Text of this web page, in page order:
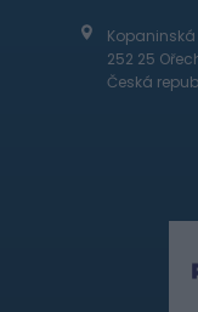
Kopaninská
252 25
Česká